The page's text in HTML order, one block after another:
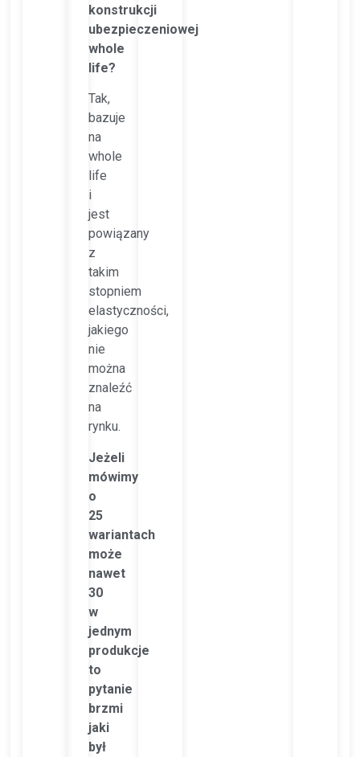
konstrukcji
ubezpieczeniowej
whole
life?
Tak,
bazuje
na
whole
life
i
jest
powiązany
z
takim
stopniem
elastyczności,
jakiego
nie
można
znaleźć
na
rynku.
Jeżeli
mówimy
o
25
wariantach
może
nawet
30
w
jednym
produkcje
to
pytanie
brzmi
jaki
był